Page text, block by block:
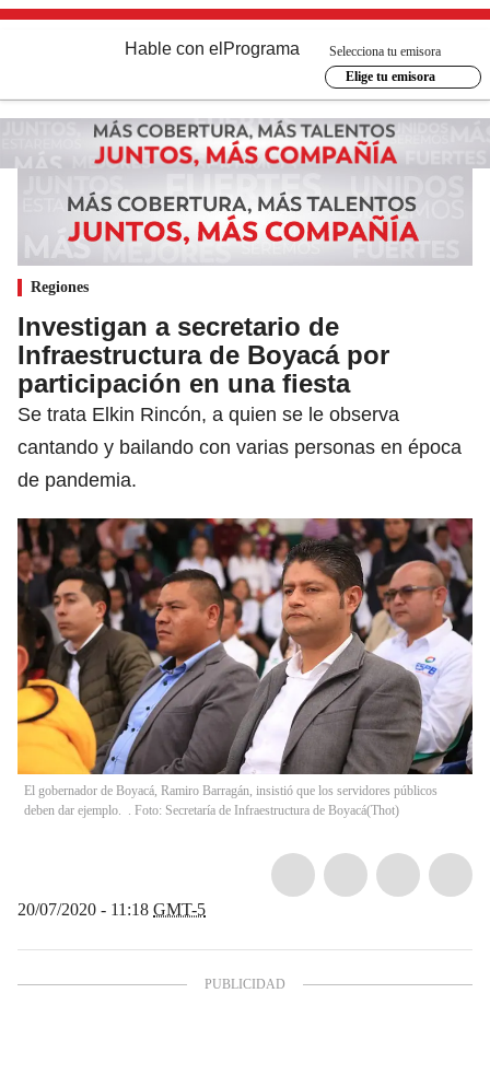
Hable con el Programa
Selecciona tu emisora
Elige tu emisora
Regiones
Investigan a secretario de
Infraestructura de Boyacá por
participación en una fiesta
Se trata Elkin Rincón, a quien se le observa
cantando y bailando con varias personas en época
de pandemia.
El gobernador de Boyacá, Ramiro Barragán, insistió que los servidores públicos
deben dar ejemplo. . Foto: Secretaría de Infraestructura de Boyacá(Thot)
20/07/2020 - 11:18 GMT-5